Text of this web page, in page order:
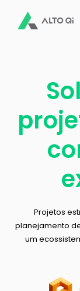
Projetos
planejamento
um